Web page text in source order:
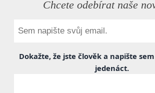
Chcete odebírat naše
Dokažte, že jste člověk a napište sem
jedenáct.